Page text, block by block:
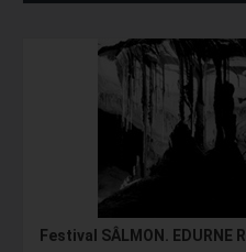
Festival SÂLMON. EDURNE